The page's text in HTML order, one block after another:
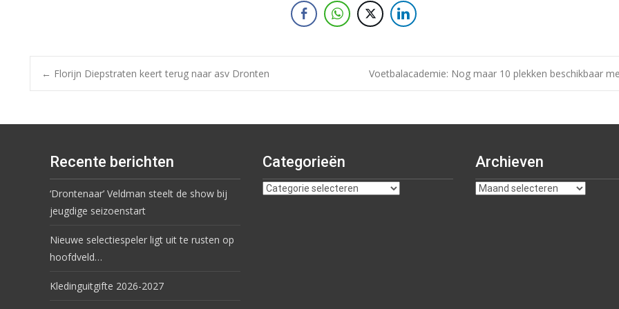
← Florijn Diepstraten keert terug naar asv Dronten Voetbalacademie: Nog maar 10 plekken beschikbaar
Recente berichten
‘Drontenaar’ Veldman steelt de show bij
jeugdige seizoenstart
Nieuwe selectiespeler ligt uit te rusten op
hoofdveld…
Kledinguitgifte 2026-2027
Categorieën Archieven